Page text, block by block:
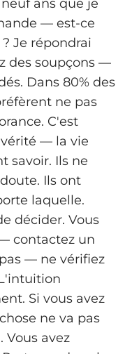
ans que je
— est-ce
Je répondrai
des soupçons —
Dans 80% des
ne pas
C'est
— la vie
savoir. Ils ne
Ils ont
laquelle.
décider. Vous
contactez un
— ne vérifiez
Si vous avez
ne va pas
avez